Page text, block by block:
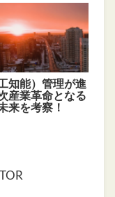
知能）管理が進
産業革命となる
来を考察！